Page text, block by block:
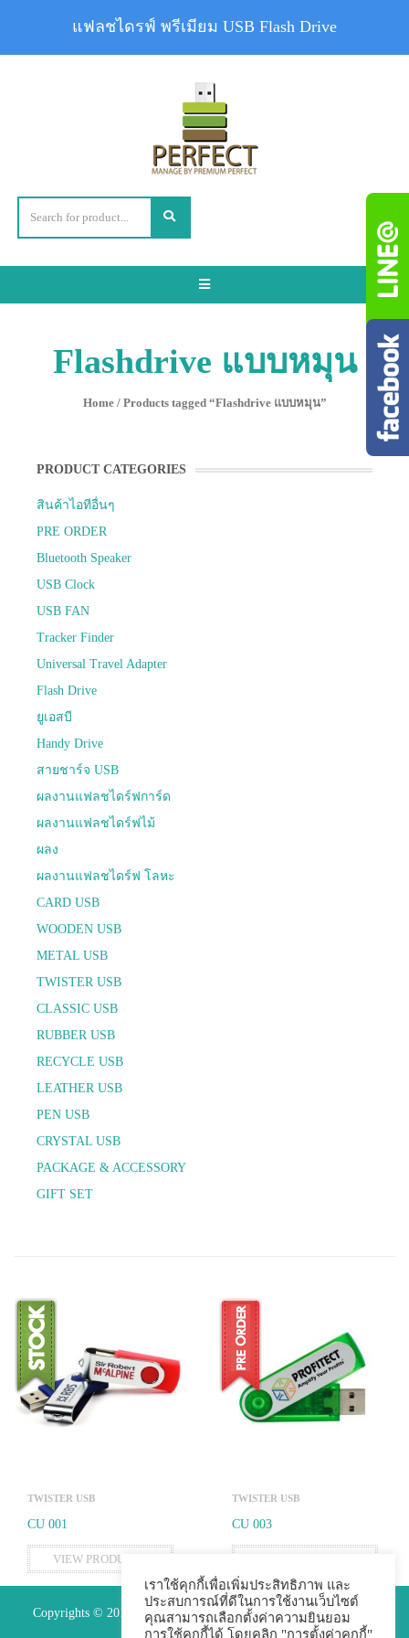
Toggle
Flashdrive แบบหมุน
Home/ Products tagged “Flashdrive แบบหมุน”
PRODUCT CATEGORIES
สินค้าไอทีอื่นๆ
PRE ORDER
Bluetooth Speaker
USB Clock
USB FAN
Tracker Finder
Universal Travel Adapter
Flash Drive
ยูเอสบี
Handy Drive
สายชาร์จ USB
ผลงานแฟลชไดร์ฟการ์ด
ผลงานแฟลชไดร์ฟไม้
ผลง
ผลงานแฟลชไดร์ฟ โลหะ
CARD USB
WOODEN USB
METAL USB
TWISTER USB
CLASSIC USB
RUBBER USB
RECYCLE USB
LEATHER USB
PEN USB
CRYSTAL USB
PACKAGE & ACCESSORY
GIFT SET
TWISTER USB
CU 001
VIEW PRODUCTS
TWISTER USB
CU 003
Copyrights © 2015 Premium Perfect Co.,ltd. All Rights Reserved.
เราใช้คุกกี้เพื่อเพิ่มประสิทธิภาพ และ
ประสบการณ์ที่ดีในการใช้งานเว็บไซต์
คุณสามารถเลือกตั้งค่าความยินยอม
การใช้คุกกี้ได้ โดยคลิก "การตั้งค่าคุกกี้"
แฟลชไดรฟ์ พรีเมียม USB Flash Drive